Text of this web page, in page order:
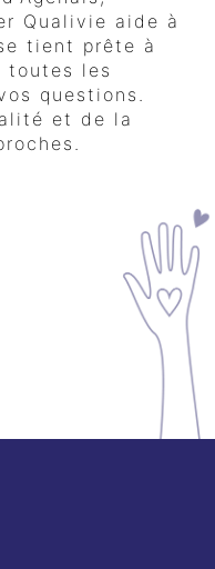
Qualivie aide à
tient prête à
toutes les
questions.
et de la